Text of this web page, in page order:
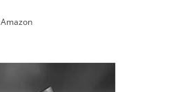
Amazon